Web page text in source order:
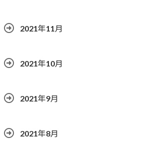
2021年11月
2021年10月
2021年9月
2021年8月